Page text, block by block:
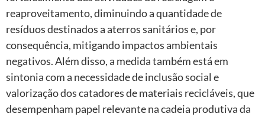
reaproveitamento, diminuindo a quantidade de
resíduos destinados a aterros sanitários e, por
consequência, mitigando impactos ambientais
negativos. Além disso, a medida também está em
sintonia com a necessidade de inclusão social e
valorização dos catadores de materiais recicláveis, que
desempenham papel relevante na cadeia produtiva da